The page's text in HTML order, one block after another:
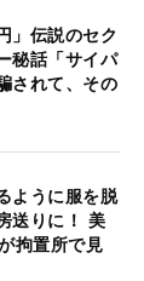
」伝説のセク
秘話「サイパ
されて、その
ように服を脱
送りに！ 美
拘置所で見